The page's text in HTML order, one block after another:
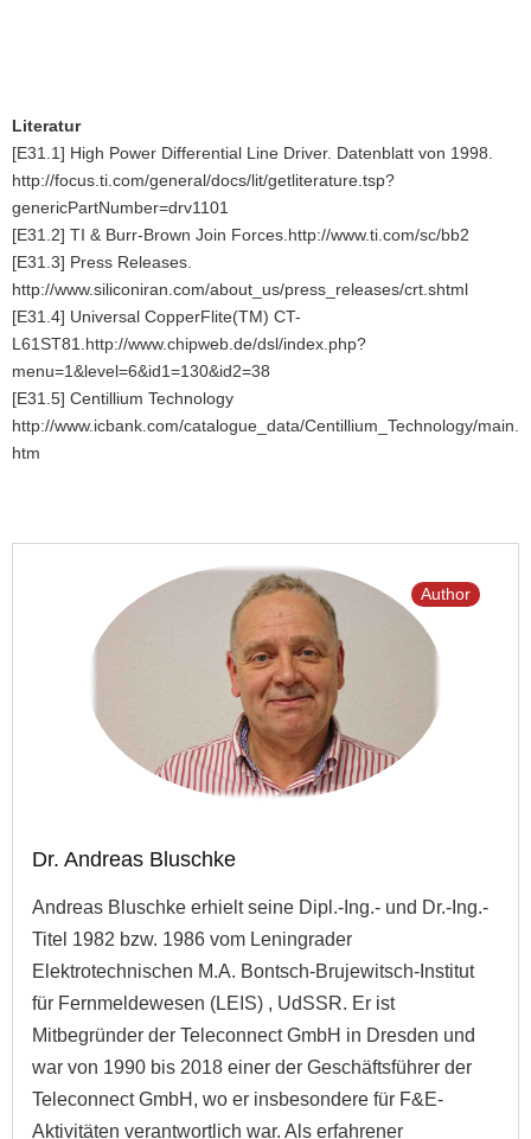
Literatur
[E31.1] High Power Differential Line Driver. Datenblatt von 1998.
http://focus.ti.com/general/docs/lit/getliterature.tsp?
genericPartNumber=drv1101
[E31.2] TI & Burr-Brown Join Forces.http://www.ti.com/sc/bb2
[E31.3] Press Releases.
http://www.siliconiran.com/about_us/press_releases/crt.shtml
[E31.4] Universal CopperFlite(TM) CT-
L61ST81.http://www.chipweb.de/dsl/index.php?
menu=1&level=6&id1=130&id2=38
[E31.5] Centillium Technology
http://www.icbank.com/catalogue_data/Centillium_Technology/main.
htm
Dr. Andreas Bluschke
Andreas Bluschke erhielt seine Dipl.-Ing.- und Dr.-Ing.-
Titel 1982 bzw. 1986 vom Leningrader
Elektrotechnischen M.A. Bontsch-Brujewitsch-Institut
für Fernmeldewesen (LEIS) , UdSSR. Er ist
Mitbegründer der Teleconnect GmbH in Dresden und
war von 1990 bis 2018 einer der Geschäftsführer der
Teleconnect GmbH, wo er insbesondere für F&E-
Aktivitäten verantwortlich war. Als erfahrener
Author